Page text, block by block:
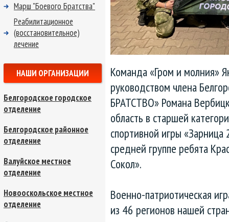
Команда «Гром и молния»
руководством члена
БРАТСТВО» Романа
область в старшей
спортивной игры «Зарница
средней группе ребята
Сокол».
Военно-патриотическая
из 46 регионов нашей
Марш "Боевого Братства"
Реабилитационное
(восстановительное)
лечение
НАШИ ОРГАНИЗАЦИИ
Белгородское городское
отделение
Белгородское районное
отделение
Валуйское местное
отделение
Новооскольское местное
отделение